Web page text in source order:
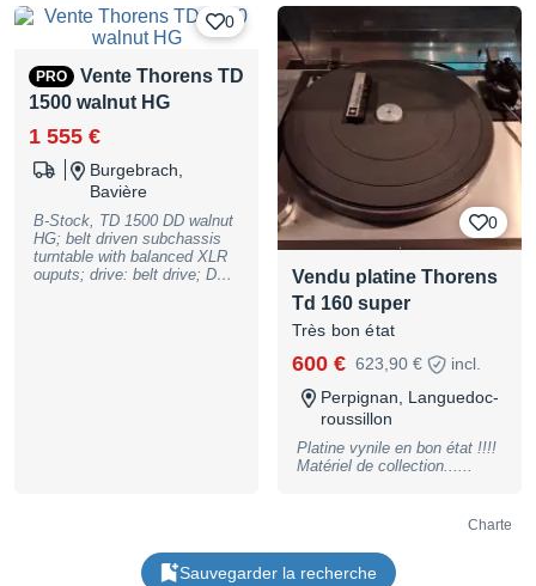
sur place possible
Règlement, chèque, virement
ou espèces Envoie en
Colissimo avec remise contre
signature Voir mes autres
annonces Merci
supply, dust cover (acrylic),
dimensions (W x H x D): 420
x 141 x 360 mm; weight: 7.9
kg; color: high-gloss black,
B-Stock with full warranty,
may have slight traces of use
0
PRO
Vente Thorens TD
1500 walnut HG
1 555 €
Burgebrach,
Bavière
B-Stock, TD 1500 DD walnut
HG; belt driven subchassis
turntable with balanced XLR
ouputs; drive: belt drive; DC
kg; color: high-gloss walnut,
B-Stock with full warranty,
0
Vendu platine Thorens
Td 160 super
Très bon état
600 € 623,90 €
incl.
Perpignan, Languedoc-
roussillon
Platine vynile en bon état !!!!
Matériel de collection......
Charte
Sauvegarder la recherche